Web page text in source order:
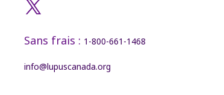
Sans frais : 1-800-661-1468
info@lupuscanada.org